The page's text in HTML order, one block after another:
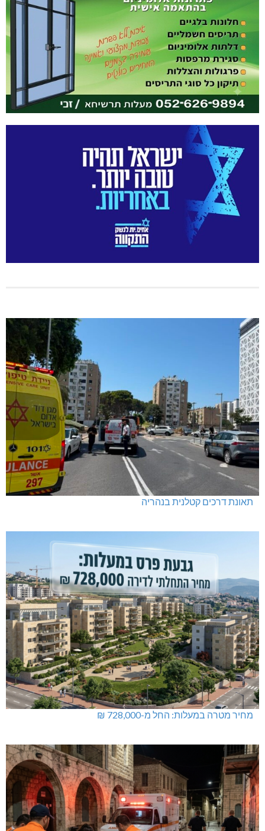
תאונת דרכים קטלנית בנהריה
מחיר מטרה במעלות: החל מ-728,000 ₪